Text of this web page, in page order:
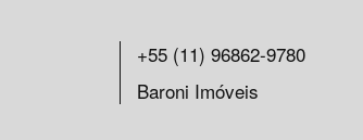
+55 (11) 96862-9780
Baroni Imóveis